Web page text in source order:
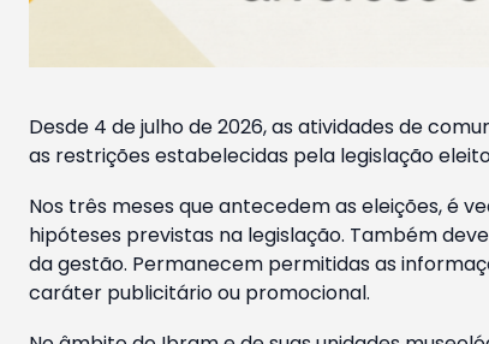
Desde 4 de julho de 2026, as atividades de
as restrições estabelecidas pela legislação
Nos três meses que antecedem as eleições, é
hipóteses previstas na legislação. Também
da gestão. Permanecem permitidas as
caráter publicitário ou promocional.